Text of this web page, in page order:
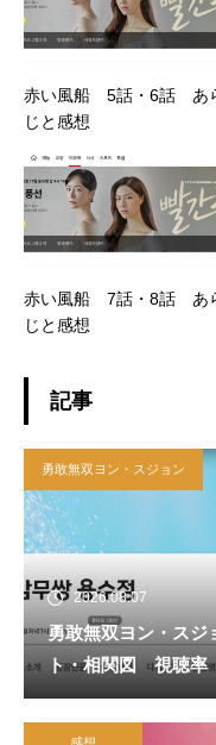
赤い風船 5話・6話 あ
じと感想
赤い風船 7話・8話 あ
じと感想
記事
勇敢無双ヨン・スジョン
2026.08.07
勇敢無双ヨン・ス
ト・相関図 視聴率